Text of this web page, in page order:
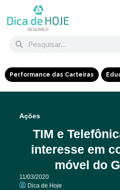
Performance das Carteiras
Ações
TIM e
interesse em
móvel do
11/03/2020
Dica de Hoje